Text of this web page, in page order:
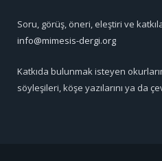
Soru, görüş, öneri, eleştiri ve
info@mimesis-dergi.org
Katkıda bulunmak isteyen
söyleşileri, köşe yazılarını ya da